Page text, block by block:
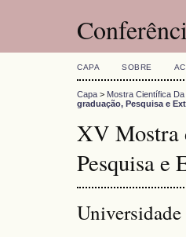
CAPA SOBRE
Capa > Mostra Científica
graduação, Pesquisa e
XV Mostra
Pesquisa e